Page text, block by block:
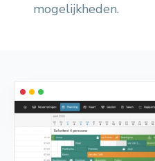
mogelijkheden.